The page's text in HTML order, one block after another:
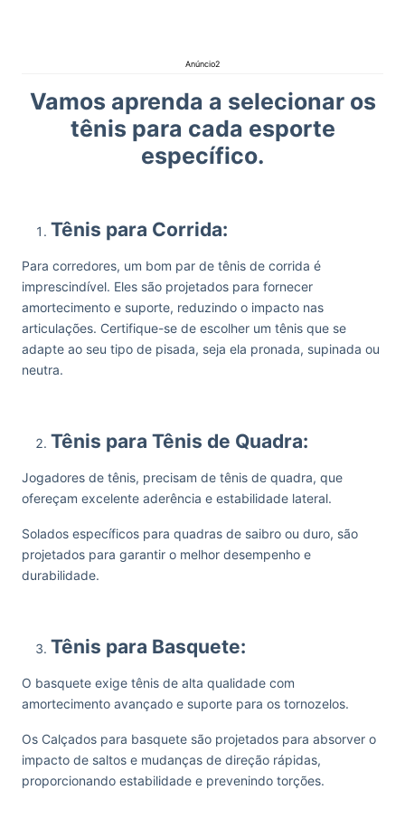
Anúncio2
Vamos aprenda a selecionar os
tênis para cada esporte
específico.
Tênis para Corrida:
Para corredores, um bom par de tênis de corrida é
imprescindível. Eles são projetados para fornecer
amortecimento e suporte, reduzindo o impacto nas
articulações. Certifique-se de escolher um tênis que se
adapte ao seu tipo de pisada, seja ela pronada, supinada ou
neutra.
Tênis para Tênis de Quadra:
Jogadores de tênis, precisam de tênis de quadra, que
ofereçam excelente aderência e estabilidade lateral.
Solados específicos para quadras de saibro ou duro, são
projetados para garantir o melhor desempenho e
durabilidade.
Tênis para Basquete:
O basquete exige tênis de alta qualidade com
amortecimento avançado e suporte para os tornozelos.
Os Calçados para basquete são projetados para absorver o
impacto de saltos e mudanças de direção rápidas,
proporcionando estabilidade e prevenindo torções.